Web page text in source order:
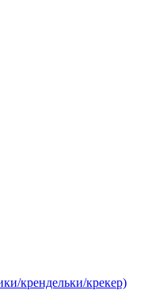
крендельки/крекер)